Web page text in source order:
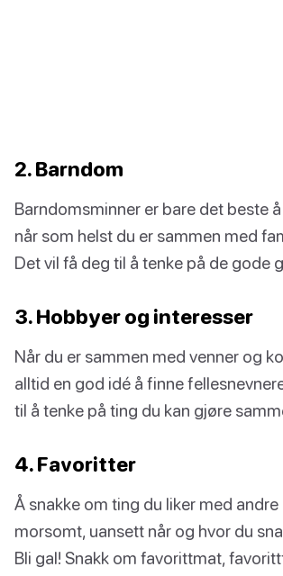
2. Barndom
Barndomsminner er bare det beste
når som helst du er sammen med
Det vil få deg til å tenke på de gode
3. Hobbyer og interesser
Når du er sammen med venner og
alltid en god idé å finne
til å tenke på ting du kan gjøre
4. Favoritter
Å snakke om ting du liker med andre
morsomt, uansett når og hvor du
Bli gal! Snakk om favorittmat,